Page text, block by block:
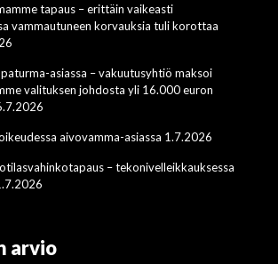
tapaus – erittäin vaikeasti
vammautuneen korvauksia tuli korottaa
asiassa – vakuutusyhtiö maksoi
valituksen johdosta yli 16.000 euron
aivovamma-asiassa 1.7.2026
– tekonivelleikkauksessa
arvio